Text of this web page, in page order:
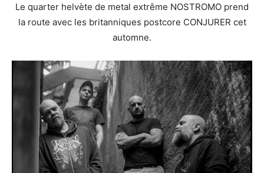
Le quarter helvète de metal extrême NOSTROMO prend
la route avec les britanniques postcore CONJURER cet
automne.